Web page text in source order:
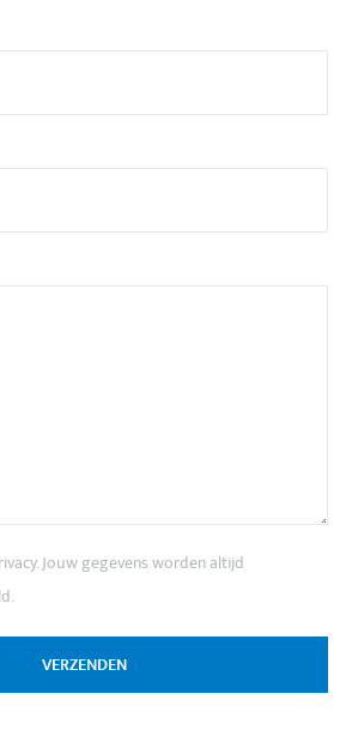
Jouw gegevens worden altijd
VERZENDEN